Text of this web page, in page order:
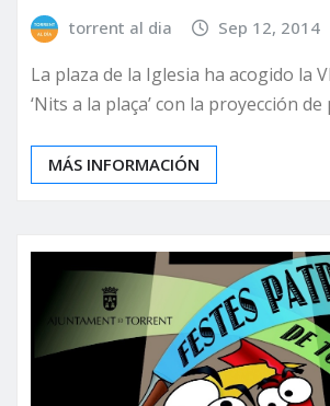
torrent al dia Sep 12, 2014
La plaza de la Iglesia ha acogido la
‘Nits a la plaça’ con la proyección
MÁS INFORMACIÓN